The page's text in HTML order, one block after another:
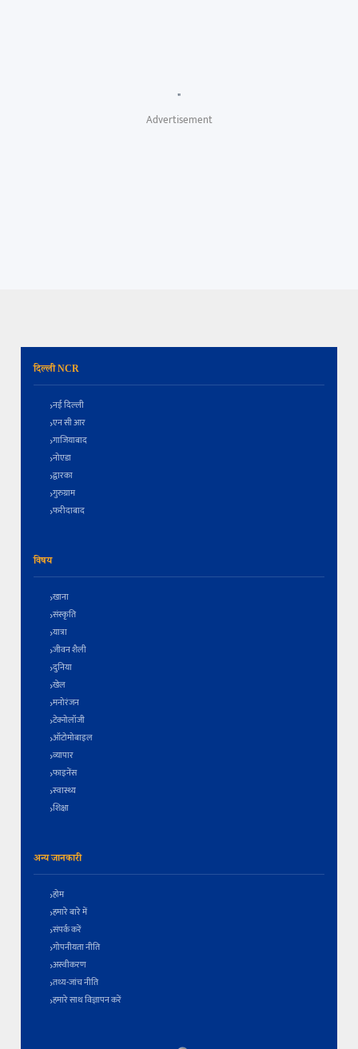
"
Advertisement
दिल्ली NCR
नई दिल्ली
एन सी आर
गाजियाबाद
नोएडा
द्वारका
गुरुग्राम
फरीदाबाद
विषय
खाना
संस्कृति
यात्रा
जीवन शैली
दुनिया
खेल
मनोरंजन
टेक्नोलॉजी
ऑटोमोबाइल
व्यापार
फाइनेंस
स्वास्थ्य
शिक्षा
अन्य जानकारी
होम
हमारे बारे में
संपर्क करें
गोपनीयता नीति
अस्वीकरण
तथ्य-जांच नीति
हमारे साथ विज्ञापन करें